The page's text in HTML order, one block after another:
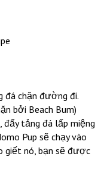
đá chặn đường đi.
bởi Beach Bum)
đẩy tảng đá lấp miệng
Pup sẽ chạy vào
giết nó, bạn sẽ được